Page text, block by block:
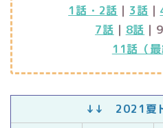
1話・2話 ｜ 3話 ｜
7話 ｜ 8話 ｜
11話（最
↓↓ 2021夏